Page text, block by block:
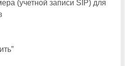
расскажут расскажут о новинках,
внедрения решений для операторов связи
Cisco Connect 2015 центрам обработки
отдельный поток
производства Cisco: коммутаторы Catalyst
(учетной записи SIP) для